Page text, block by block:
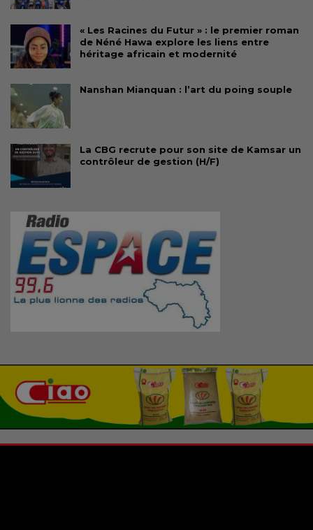
« Les Racines du Futur » : le premier roman
de Néné Hawa explore les liens entre
héritage africain et modernité
Nanshan Mianquan : l’art du poing souple
La CBG recrute pour son site de Kamsar un
contrôleur de gestion (H/F)